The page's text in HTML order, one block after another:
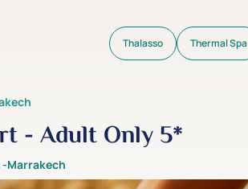
Thalasso Thermal Spa
- Adult Only 5*
-Marrakech